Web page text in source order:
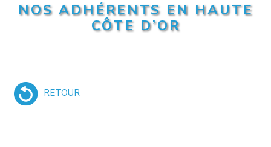
NOS ADHÉRENTS EN HAUTE
CÔTE D’OR
RETOUR